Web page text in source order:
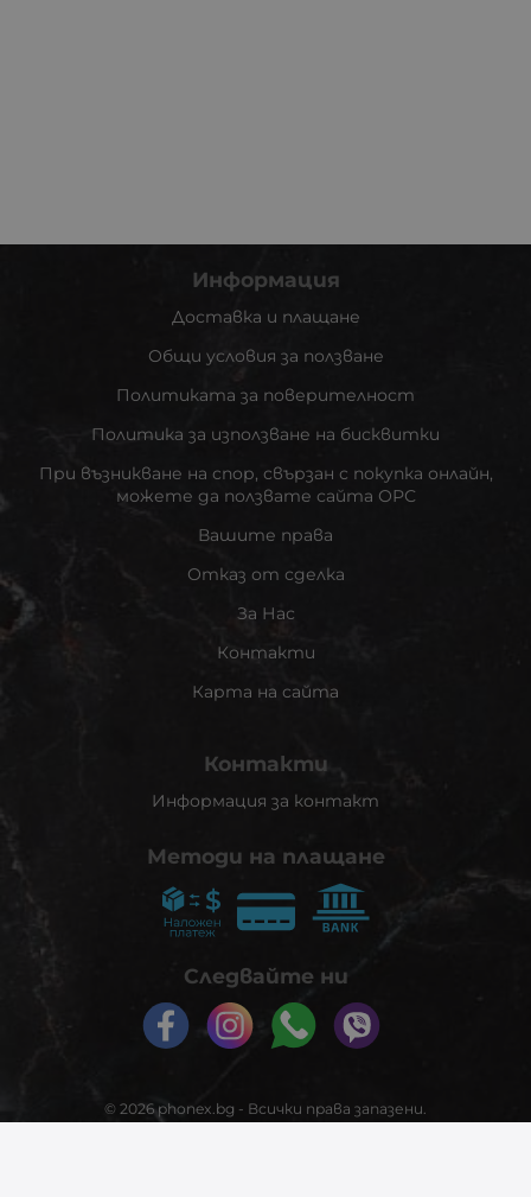
Информация
Доставка и плащане
Общи условия за ползване
Политиката за поверителност
Политика за използване на бисквитки
При възникване на спор, свързан с покупка онлайн,
можете да ползвате сайта ОРС
Вашите права
Отказ от сделка
За Нас
Контакти
Карта на сайта
Контакти
Информация за контакт
Методи на плащане
Следвайте ни
© 2026 phonex.bg - Всички права запазени.
Изработка на онлайн магазинValival Commerce